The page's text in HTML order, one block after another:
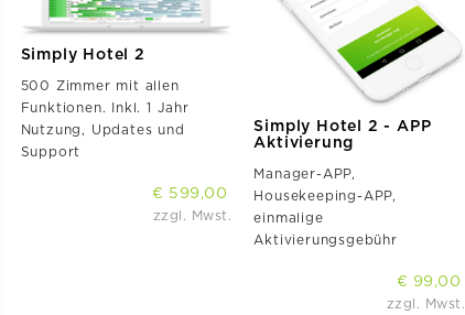
Simply Hotel 2
500 Zimmer mit allen
Funktionen. Inkl. 1 Jahr
Nutzung, Updates und
Support
€ 599,00
zzgl. Mwst.
Simply Hotel 2 - APP
Aktivierung
Manager-APP,
Housekeeping-APP,
einmalige
Aktivierungsgebühr
€ 99,00
zzgl. Mwst.